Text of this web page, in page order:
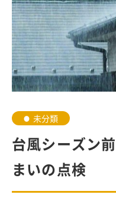
未分類
台風シーズン
まいの点検